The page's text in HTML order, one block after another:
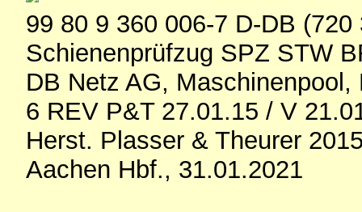
99 80 9 360 006-7 D-DB (720
Schienenprüfzug SPZ STW
DB Netz AG, Maschinenpool,
6 REV P&T 27.01.15 / V
Herst. Plasser & Theurer
Aachen Hbf., 31.01.2021